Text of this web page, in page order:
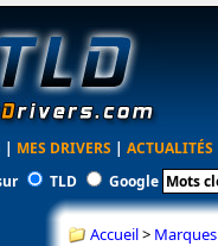
| MES DRIVERS | ACTUALITÉS
TLD Google
Accueil> Marques